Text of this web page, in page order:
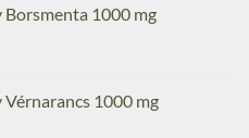
Borsmenta 1000 mg
Vérnarancs 1000 mg